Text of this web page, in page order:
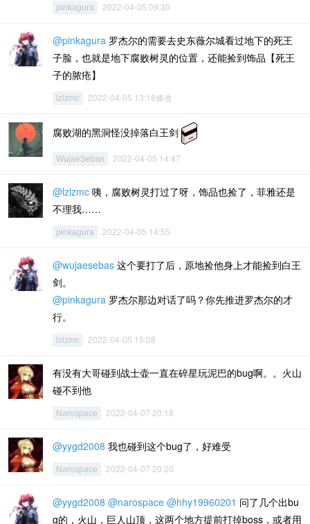
pinkagura 2022-04-05 09:30
@pinkagura 罗杰尔的需要去史东薇尔城看过地下的死王
子脸，也就是地下腐败树灵的位置，还能捡到饰品【死王
子的脓疮】
lzlzmc 2022-04-05 13:18修改
腐败湖的黑洞怪没掉落白王剑
WujaeSebas 2022-04-05 14:47
@lzlzmc 咦，腐败树灵打过了呀，饰品也捡了，菲雅还是
不理我……
pinkagura 2022-04-05 14:55
@wujaesebas 这个要打了后，原地捡他身上才能捡到白王
剑。
@pinkagura 罗杰尔那边对话了吗？你先推进罗杰尔的才
行。
lzlzmc 2022-04-05 15:08
有没有大哥碰到战士壶一直在碎星玩泥巴的bug啊。。火山
碰不到他
Narospace 2022-04-07 20:18
@yygd2008 我也碰到这个bug了，好难受
Narospace 2022-04-07 20:20
@yygd2008 @narospace @hhy19960201 问了几个出bu
g的，火山，巨人山顶，这两个地方提前打掉boss，或者用